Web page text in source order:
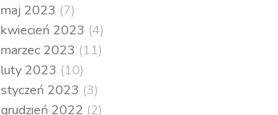
maj 2023 (7)
kwiecień 2023 (4)
marzec 2023 (11)
luty 2023 (10)
styczeń 2023 (3)
grudzień 2022 (2)